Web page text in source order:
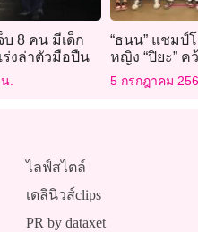
บ 8 คน มีเด็ก
ร่งล่าตัวมือปืน
.
“ธนน” แชมป์
หญิง “ปิยะ”
“ลอง ไดร์ฟ แ
5 กรกฎาคม
ไลฟ์สไตล์
เดลินิวส์clips
PR by dataxet